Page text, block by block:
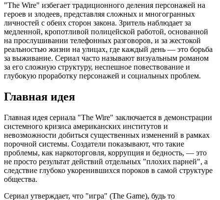
"The Wire" избегает традиционного деления персонажей на
героев и злодеев, представляя сложных и многогранных
личностей с обеих сторон закона. Зритель наблюдает за
медленной, кропотливой полицейской работой, основанной
на прослушивании телефонных разговоров, и за жестокой
реальностью жизни на улицах, где каждый день — это борьба
за выживание. Сериал часто называют визуальным романом
за его сложную структуру, неспешное повествование и
глубокую проработку персонажей и социальных проблем.
Главная идея
Главная идея сериала "The Wire" заключается в демонстрации
системного кризиса американских институтов и
невозможности добиться существенных изменений в рамках
порочной системы. Создатели показывают, что такие
проблемы, как наркоторговля, коррупция и бедность, — это
не просто результат действий отдельных "плохих парней", а
следствие глубоко укоренившихся пороков в самой структуре
общества.
Сериал утверждает, что "игра" (The Game), будь то